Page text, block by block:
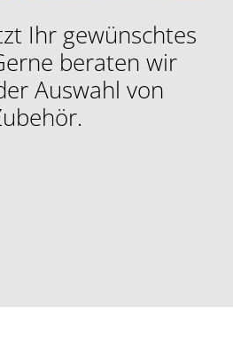
Ihr gewünschtes
beraten wir
Auswahl von